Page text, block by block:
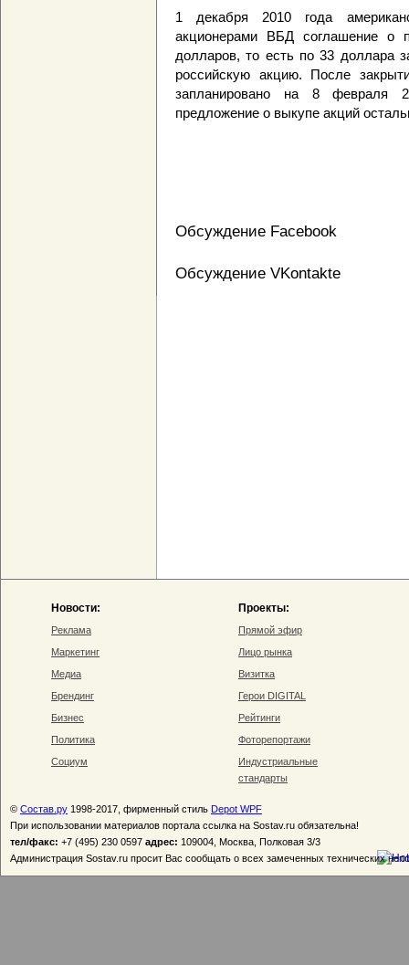
1 декабря 2010 года
акционерами ВБД соглашение о
долларов, то есть по 33 доллара
российскую акцию. После
запланировано на 8 февраля
предложение о выкупе акций
Обсуждение Facebook
Обсуждение VKontakte
Новости:
Реклама
Маркетинг
Медиа
Брендинг
Бизнес
Политика
Социум
Проекты:
Прямой эфир
Лицо рынка
Визитка
Герои DIGITAL
Рейтинги
Фоторепортажи
Индустриальные
стандарты
© Состав.ру 1998-2017, фирменный стиль Depot WPF
При использовании материалов портала ссылка на Sostav.ru обязательна!
тел/факс: +7 (495) 230 0597 адрес: 109004, Москва, Полковая 3/3
Администрация Sostav.ru просит Вас сообщать о всех замеченных технических